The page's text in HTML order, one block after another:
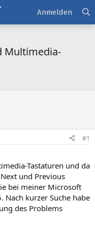
Anmelden
Multimedia-
#1
Tastaturen und da
und Previous
bei meiner Microsoft
Nach kurzer Suche habe
des Problems